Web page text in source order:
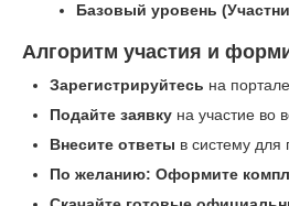
Базовый уровень
Алгоритм участия и
Зарегистрируйтесь на
Подайте заявкуна участие во
Внесите ответы в систему для
По желанию: Оформите